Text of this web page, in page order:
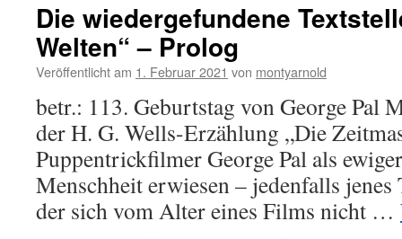
Die wiedergefundene
Welten“ – Prolog
Veröffentlicht am 1. Februar 2021 von montyarnold
betr.: 113. Geburtstag von George Pal
der H. G. Wells-Erzählung „Die
Puppentrickfilmer George Pal als
Menschheit erwiesen – jedenfalls
der sich vom Alter eines Films nicht …